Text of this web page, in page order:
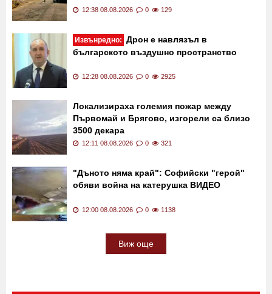
12:38 08.08.2026 0 129
Извънредно: Дрон е навлязъл в
българското въздушно пространство
12:28 08.08.2026 0 2925
Локализираха големия пожар между
Първомай и Брягово, изгорели са близо
3500 декара
12:11 08.08.2026 0 321
"Дъното няма край": Софийски "герой"
обяви война на катерушка ВИДЕО
12:00 08.08.2026 0 1138
Виж още